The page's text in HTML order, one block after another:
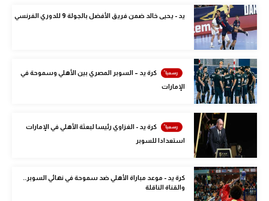
كرة سلة
كرة يد
الوطن العربي
في المونديال
رياضة نسائية
آسيا
أمريكا
ركن الألعاب
يد - يحيى خالد ضمن فريق الأفضل بالجولة 9 للدوري الفرنسي
كرة يد – السوبر المصري بين الأهلي وسموحة في
الإمارات
كرة يد - الغزاوي رئيسا لبعثة الأهلي في الإمارات
استعدادا للسوبر
كرة يد - موعد مباراة الأهلي ضد سموحة في نهائي السوبر..
والقناة الناقلة